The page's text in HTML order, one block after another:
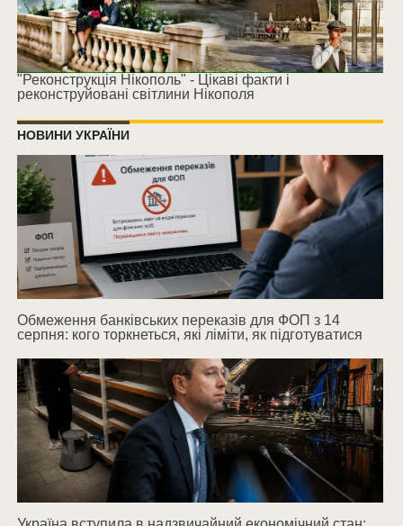
"Реконструкція Нікополь" - Цікаві факти і
реконструйовані світлини Нікополя
НОВИНИ УКРАЇНИ
Обмеження банківських переказів для ФОП з 14
серпня: кого торкнеться, які ліміти, як підготуватися